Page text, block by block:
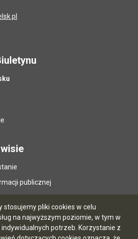
stosujemy pliki cookies w celu
na najwyższym poziomie, w tym w
potrzeb. Korzystanie z
publicznej